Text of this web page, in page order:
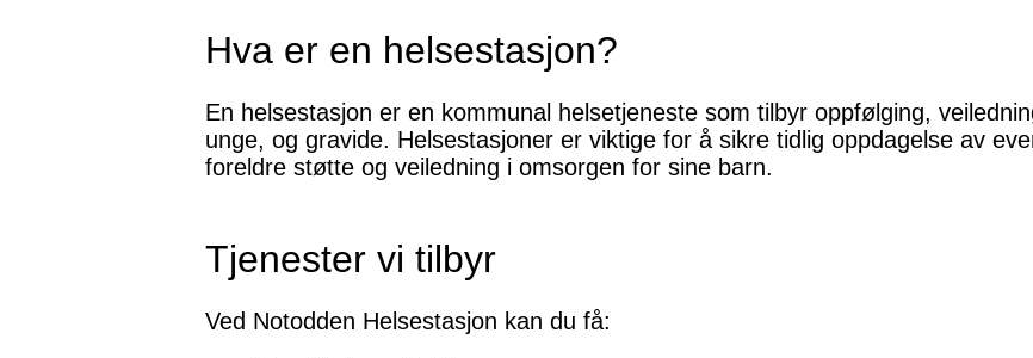
Hva er en helsestasjon?
En helsestasjon er en kommunal helsetjeneste som tilbyr oppfølging,
unge, og gravide. Helsestasjoner er viktige for å sikre tidlig oppdagelse av
foreldre støtte og veiledning i omsorgen for sine barn.
Tjenester vi tilbyr
Ved Notodden Helsestasjon kan du få: